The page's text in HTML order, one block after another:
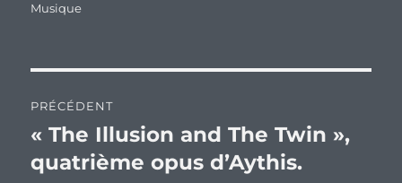
Musique
de
l’article
PRÉCÉDENT
Publication
précédente :
« The Illusion and The Twin »,
quatrième opus d’Aythis.